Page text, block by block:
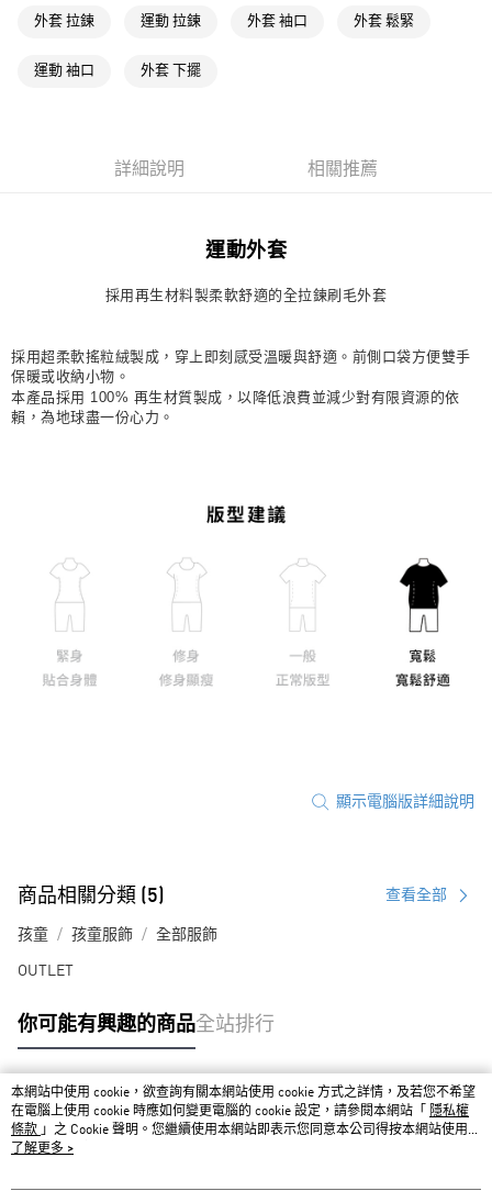
每筆NT$80，滿NT$1,500(含以上)免運費
付款後萊爾富取貨
每筆NT$80，滿NT$1,500(含以上)免運費
每筆NT$80，滿NT$1,500(含以上)免運費
每筆NT$80，滿NT$1,500(含以上)免運費
外套 拉鍊 運動 拉鍊 外套 袖口 外套 鬆緊
運動 袖口 外套 下擺
詳細說明 相關推薦
運動外套
採用再生材料製柔軟舒適的全拉鍊刷毛外套
採用超柔軟搖粒絨製成，穿上即刻感受溫暖與舒適。前側口袋方便雙手
保暖或收納小物。
本產品採用 100% 再生材質製成，以降低浪費並減少對有限資源的依
賴，為地球盡一份心力。
顯示電腦版詳細說明
商品相關分類 (5) 查看全部
孩童 孩童服飾 全部服飾
OUTLET
你可能有興趣的商品全站排行
熱門標籤
本網站中使用 cookie，欲查詢有關本網站使用 cookie 方式之詳情，及若您不希望
在電腦上使用 cookie 時應如何變更電腦的 cookie 設定，請參閱本網站「
隱私權
條款 」之 Cookie 聲明。您繼續使用本網站即表示您同意本公司得按本網站使用條
款之 Cookie 聲明使用 cookie。
了解更多 >